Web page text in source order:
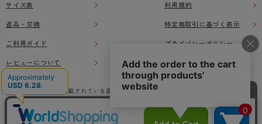
サイズ表
返品・交換
ご利用ガイド
レビューについて
利用規約
特定商取引に基づく表示
プライバシーポリシー
本ウェブサイト上に掲載されている画像、イラストなどの著作物の全部または一部をアツ